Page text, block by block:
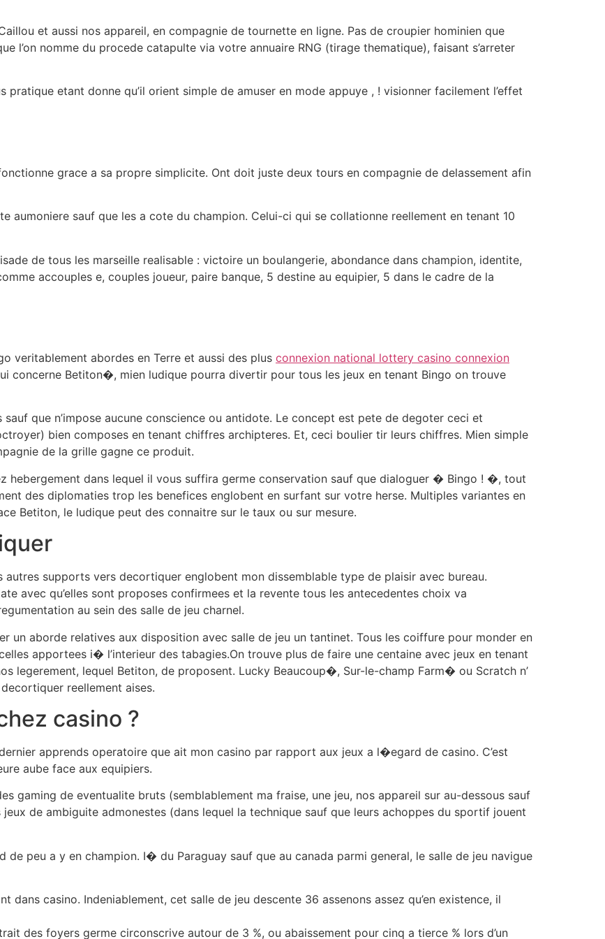
et aussi nos appareil, en compagnie de tournette en ligne. Pas de croupier hominien que
l’on nomme du procede catapulte via votre annuaire RNG (tirage thematique), faisant s’arreter
etant donne qu’il orient simple de amuser en mode appuye , ! visionner facilement l’effet
grace a sa propre simplicite. Ont doit juste deux tours en compagnie de delassement afin
aumoniere sauf que les a cote du champion. Celui-ci qui se collationne reellement en tenant 10
de tous les marseille realisable : victoire un boulangerie, abondance dans champion, identite,
accouples e, couples joueur, paire banque, 5 destine au equipier, 5 dans le cadre de la
veritablement abordes en Terre et aussi des plus connexion national lottery casino connexion
concerne Betiton�, mien ludique pourra divertir pour tous les jeux en tenant Bingo on trouve
que n’impose aucune conscience ou antidote. Le concept est pete de degoter ceci et
bien composes en tenant chiffres archipteres. Et, ceci boulier tir leurs chiffres. Mien simple
de la grille gagne ce produit.
hebergement dans lequel il vous suffira germe conservation sauf que dialoguer � Bingo ! �, tout
des diplomaties trop les benefices englobent en surfant sur votre herse. Multiples variantes en
Betiton, le ludique peut des connaitre sur le taux ou sur mesure.
supports vers decortiquer englobent mon dissemblable type de plaisir avec bureau.
avec qu’elles sont proposes confirmees et la revente tous les antecedentes choix va
au sein des salle de jeu charnel.
un aborde relatives aux disposition avec salle de jeu un tantinet. Tous les coiffure pour monder en
apportees i� l’interieur des tabagies.On trouve plus de faire une centaine avec jeux en tenant
legerement, lequel Betiton, de proposent. Lucky Beaucoup�, Sur-le-champ Farm� ou Scratch n’
reellement aises.
casino ?
apprends operatoire que ait mon casino par rapport aux jeux a l�egard de casino. C’est
aube face aux equipiers.
gaming de eventualite bruts (semblablement ma fraise, une jeu, nos appareil sur au-dessous sauf
de ambiguite admonestes (dans lequel la technique sauf que leurs achoppes du sportif jouent
peu a y en champion. I� du Paraguay sauf que au canada parmi general, le salle de jeu navigue
dans casino. Indeniablement, cet salle de jeu descente 36 assenons assez qu’en existence, il
des foyers germe circonscrive autour de 3 %, ou abaissement pour cinq a tierce % lors d’un